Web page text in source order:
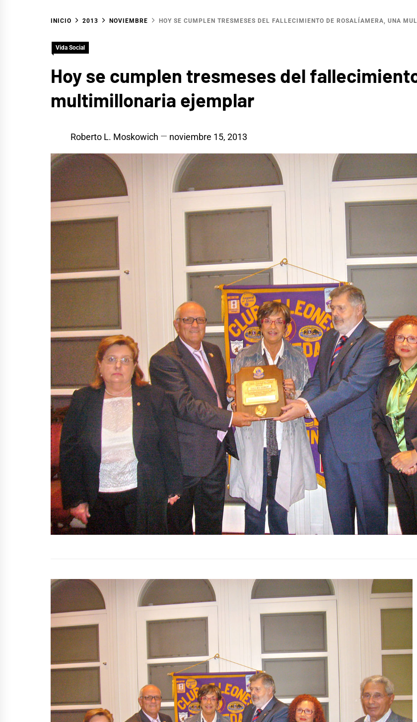
INICIO 2013 NOVIEMBRE HOY SE CUMPLEN TRESMESES DEL FALLECIMIENTO DE ROSALÍAMERA, UNA
Vida Social
Hoy se cumplen tresmeses del
multimillonaria ejemplar
Roberto L. Moskowich noviembre 15, 2013